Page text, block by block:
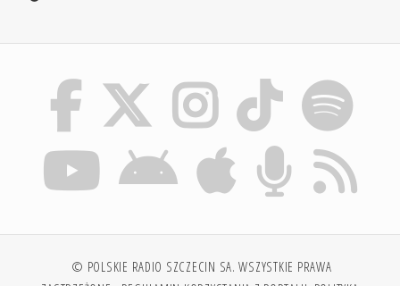
© POLSKIE RADIO SZCZECIN SA. WSZYSTKIE PRAWA